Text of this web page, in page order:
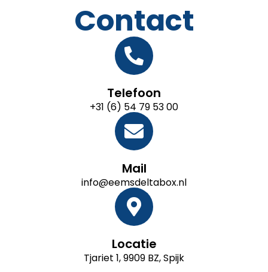
Contact
Telefoon
+31 (6) 54 79 53 00
Mail
info@eemsdeltabox.nl
Locatie
Tjariet 1, 9909 BZ, Spijk